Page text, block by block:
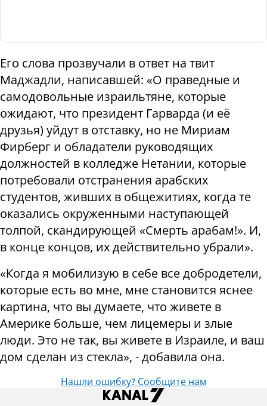
Его слова прозвучали в ответ на твит
Маджадли, написавшей: «О праведные и
самодовольные израильтяне, которые
ожидают, что президент Гарварда (и её
друзья) уйдут в отставку, но не Мириам
Фирберг и обладатели руководящих
должностей в колледже Нетании, которые
потребовали отстранения арабских
студентов, живших в общежитиях, когда те
оказались окруженными наступающей
толпой, скандирующей «Смерть арабам!». И,
в конце концов, их действительно убрали».
«Когда я мобилизую в себе все добродетели,
которые есть во мне, мне становится яснее
картина, что вы думаете, что живете в
Америке больше, чем лицемеры и злые
люди. Это не так, вы живете в Израиле, и ваш
дом сделан из стекла», - добавила она.
Нашли ошибку? Сообщите нам